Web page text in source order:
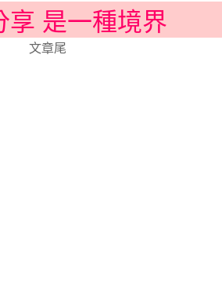
享 是一種境界
文章尾